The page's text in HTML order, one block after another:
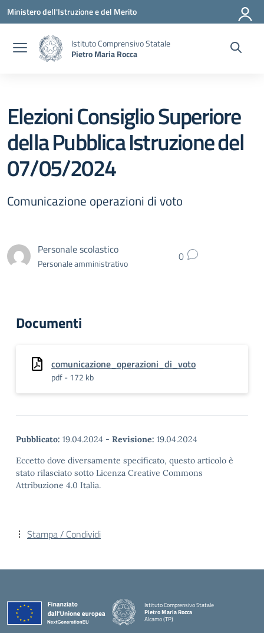
Vai ai contenuti
Vai al menu di navigazione
Vai al footer
Ministero dell'Istruzione e del Merito
Istituto Comprensivo Statale
Pietro Maria Rocca
Elezioni Consiglio Superiore
della Pubblica Istruzione del
07/05/2024
Comunicazione operazioni di voto
Personale scolastico
Personale amministrativo 0
Documenti
comunicazione_operazioni_di_voto
pdf - 172 kb
Pubblicato: 19.04.2024 - Revisione: 19.04.2024
Eccetto dove diversamente specificato, questo articolo è
stato rilasciato sotto Licenza Creative Commons
Attribuzione 4.0 Italia.
Stampa / Condividi
Istituto Comprensivo Statale
Pietro Maria Rocca
Alcamo (TP)